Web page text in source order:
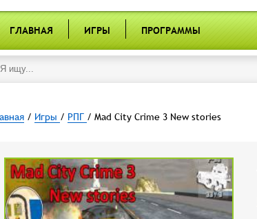
ГЛАВНАЯ ИГРЫ ПРОГРАММЫ
/ Игры / РПГ / Mad City Crime 3 New stories